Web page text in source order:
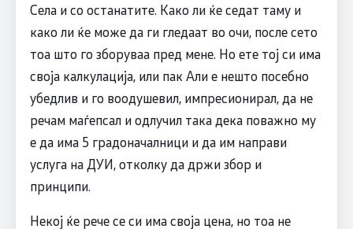
Села и со останатите. Како ли ќе седат таму и
како ли ќе може да ги гледаат во очи, после сето
тоа што го зборуваа пред мене. Но ете тој си има
своја калкулација, или пак Али е нешто посебно
убедлив и го воодушевил, импресионирал, да не
речам маѓепсал и одлучил така дека поважно му
е да има 5 градоначалници и да им направи
услуга на ДУИ, отколку да држи збор и
принципи.
Некој ќе рече се си има своја цена, но тоа не